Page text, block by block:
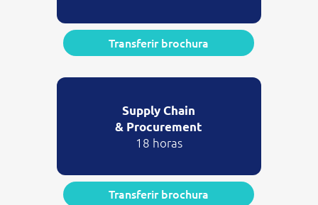
Transferir brochura
Supply Chain
& Procurement
18 horas
Transferir brochura